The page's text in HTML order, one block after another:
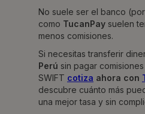
No suele ser el banco
como TucanPay suelen
menos comisiones.
Si necesitas transferir
Perú sin pagar
SWIFT cotiza ahora con
descubre cuánto más
una mejor tasa y sin